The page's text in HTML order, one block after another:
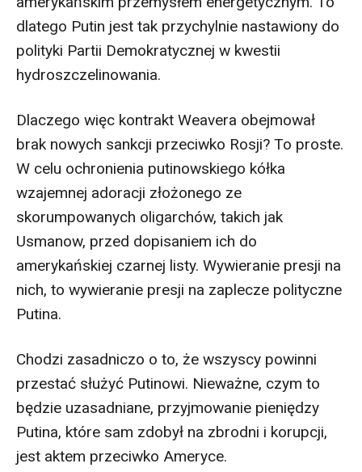
dlatego Putin jest tak przychylnie nastawiony do
polityki Partii Demokratycznej w kwestii
hydroszczelinowania.
Dlaczego więc kontrakt Weavera obejmował
brak nowych sankcji przeciwko Rosji? To proste.
W celu ochronienia putinowskiego kółka
wzajemnej adoracji złożonego ze
skorumpowanych oligarchów, takich jak
Usmanow, przed dopisaniem ich do
amerykańskiej czarnej listy. Wywieranie presji na
nich, to wywieranie presji na zaplecze polityczne
Putina.
Chodzi zasadniczo o to, że wszyscy powinni
przestać służyć Putinowi. Nieważne, czym to
będzie uzasadniane, przyjmowanie pieniędzy
Putina, które sam zdobył na zbrodni i korupcji,
jest aktem przeciwko Ameryce.